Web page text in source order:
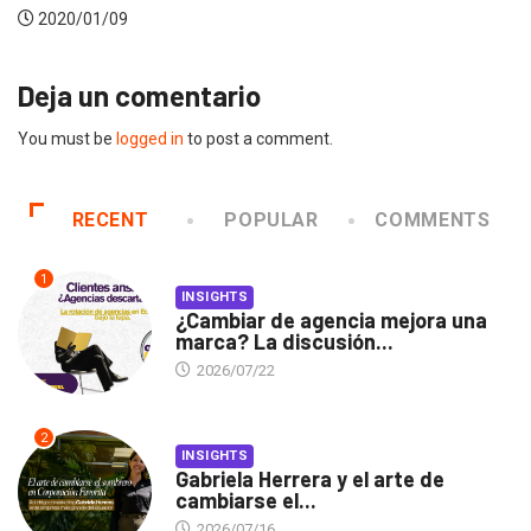
Deja un comentario
You must be logged in to post a comment.
RECENT POPULAR COMMENTS
1
INSIGHTS
¿Cambiar de agencia mejora una
marca? La discusión...
2026/07/22
2
INSIGHTS
Gabriela Herrera y el arte de
cambiarse el...